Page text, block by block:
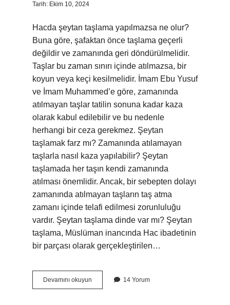
Tarih: Ekim 10, 2024
Hacda şeytan taşlama yapılmazsa ne olur?
Buna göre, şafaktan önce taşlama geçerli
değildir ve zamanında geri döndürülmelidir.
Taşlar bu zaman sınırı içinde atılmazsa, bir
koyun veya keçi kesilmelidir. İmam Ebu Yusuf
ve İmam Muhammed’e göre, zamanında
atılmayan taşlar tatilin sonuna kadar kaza
olarak kabul edilebilir ve bu nedenle
herhangi bir ceza gerekmez. Şeytan
taşlamak farz mı? Zamanında atılamayan
taşlarla nasıl kaza yapılabilir? Şeytan
taşlamada her taşın kendi zamanında
atılması önemlidir. Ancak, bir sebepten dolayı
zamanında atılmayan taşların taş atma
zamanı içinde telafi edilmesi zorunluluğu
vardır. Şeytan taşlama dinde var mı? Şeytan
taşlama, Müslüman inancında Hac ibadetinin
bir parçası olarak gerçekleştirilen…
Devamını okuyun
Şeytan
14 Yorum